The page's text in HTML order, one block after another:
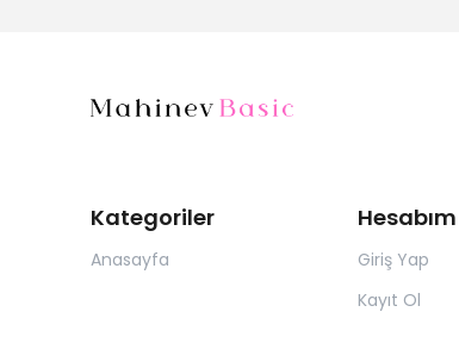
Kategoriler
Anasayfa
Hesabım
Giriş Yap
Kayıt Ol